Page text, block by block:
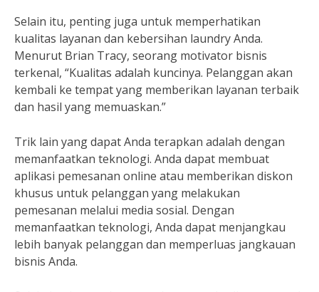
Selain itu, penting juga untuk memperhatikan
kualitas layanan dan kebersihan laundry Anda.
Menurut Brian Tracy, seorang motivator bisnis
terkenal, “Kualitas adalah kuncinya. Pelanggan akan
kembali ke tempat yang memberikan layanan terbaik
dan hasil yang memuaskan.”
Trik lain yang dapat Anda terapkan adalah dengan
memanfaatkan teknologi. Anda dapat membuat
aplikasi pemesanan online atau memberikan diskon
khusus untuk pelanggan yang melakukan
pemesanan melalui media sosial. Dengan
memanfaatkan teknologi, Anda dapat menjangkau
lebih banyak pelanggan dan memperluas jangkauan
bisnis Anda.